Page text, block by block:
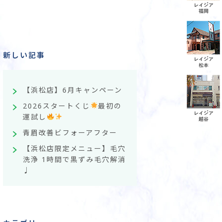
新しい記事
【浜松店】6月キャンペーン
2026スタートくじ
最初の
運試し
青眉改善ビフォーアフター
【浜松店限定メニュー】毛穴
洗浄 1時間で黒ずみ毛穴解消
♩